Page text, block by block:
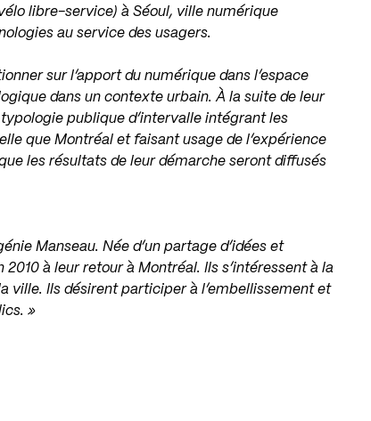
libre-service) à Séoul, ville numérique
au service des usagers.
sur l’apport du numérique dans l’espace
dans un contexte urbain. À la suite de leur
publique d’intervalle intégrant les
que Montréal et faisant usage de l’expérience
les résultats de leur démarche seront diffusés
Manseau. Née d’un partage d’idées et
à leur retour à Montréal. Ils s’intéressent à la
ville. Ils désirent participer à l’embellissement et
»